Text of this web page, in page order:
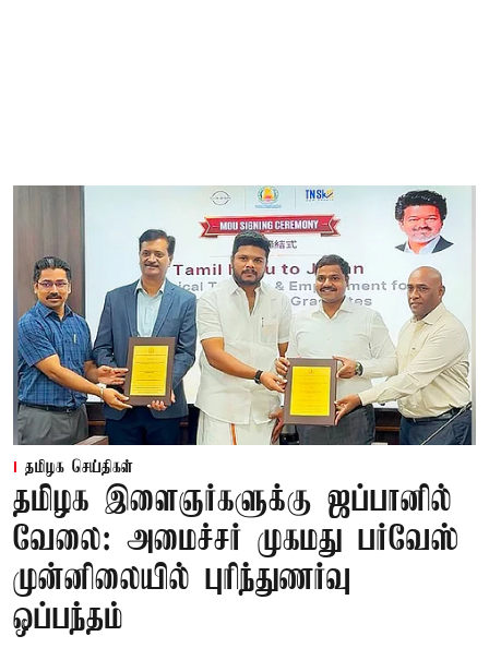
தமிழக செய்திகள்
தமிழக இளைஞர்களுக்கு ஜப்பானில்
வேலை: அமைச்சர் முகமது பர்வேஸ்
முன்னிலையில் புரிந்துணர்வு
ஒப்பந்தம்